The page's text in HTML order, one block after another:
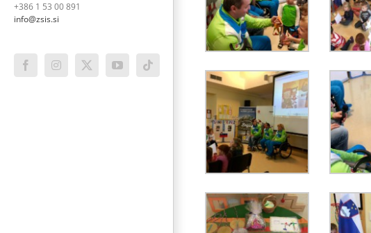
+386 1 53 00 891
info@zsis.si
FacebookInstagram
X YouTubeTiktok